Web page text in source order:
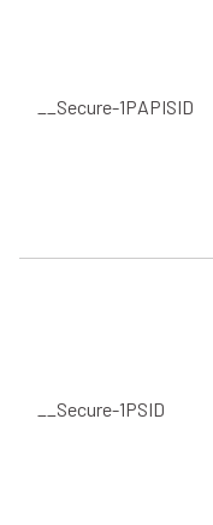
__Secure-1PAPISID
__Secure-1PSID